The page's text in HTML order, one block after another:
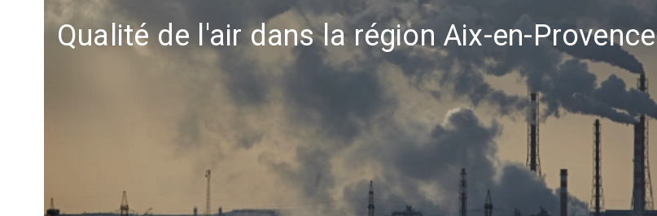
Qualité de l'air dans la région Aix-en-Provence